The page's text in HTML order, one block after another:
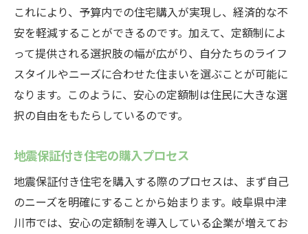
これにより、予算内での住宅購入が実現し、経済的な不
安を軽減することができるのです。加えて、定額制によ
って提供される選択肢の幅が広がり、自分たちのライフ
スタイルやニーズに合わせた住まいを選ぶことが可能に
なります。このように、安心の定額制は住民に大きな選
択の自由をもたらしているのです。
地震保証付き住宅の購入プロセス
地震保証付き住宅を購入する際のプロセスは、まず自己
のニーズを明確にすることから始まります。岐阜県中津
川市では、安心の定額制を導入している企業が増えてお